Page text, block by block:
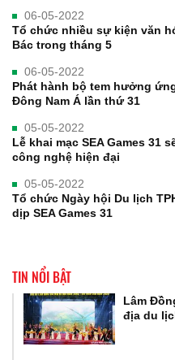
06-05-2022
Tổ chức nhiều sự kiện văn
Bác trong tháng 5
06-05-2022
Phát hành bộ tem hưởng
Đông Nam Á lần thứ 31
05-05-2022
Lễ khai mạc SEA Games 31
công nghệ hiện đại
05-05-2022
Tổ chức Ngày hội Du lịch
dịp SEA Games 31
TIN NỔI BẬT
Lâm
địa du